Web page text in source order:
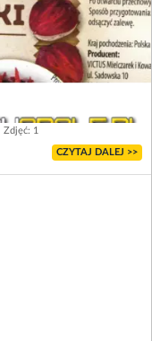
Zdjęć: 1
CZYTAJ DALEJ >>